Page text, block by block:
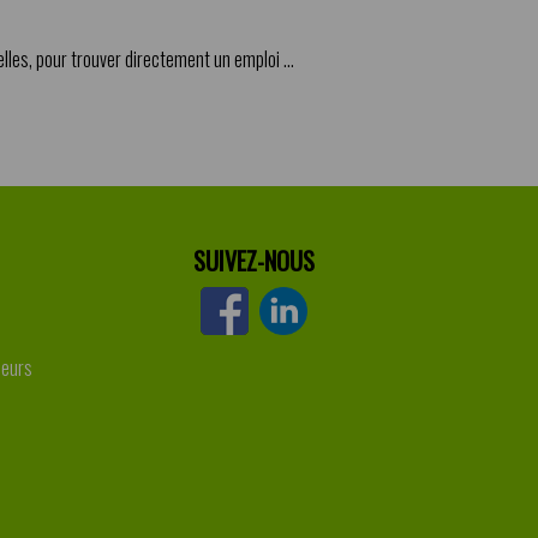
pour trouver directement un emploi ...
SUIVEZ-NOUS